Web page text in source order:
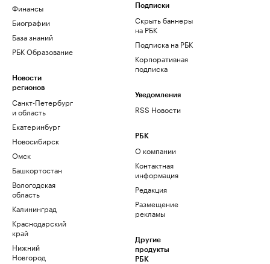
Финансы
Биографии
База знаний
РБК Образование
Новости
регионов
Санкт-Петербург
и область
Екатеринбург
Новосибирск
Омск
Башкортостан
Вологодская
область
Калининград
Краснодарский
край
Нижний
Новгород
Подписки
Скрыть баннеры
на РБК
Подписка на РБК
Корпоративная
подписка
Уведомления
RSS Новости
РБК
О компании
Контактная
информация
Редакция
Размещение
рекламы
Другие
продукты
РБК